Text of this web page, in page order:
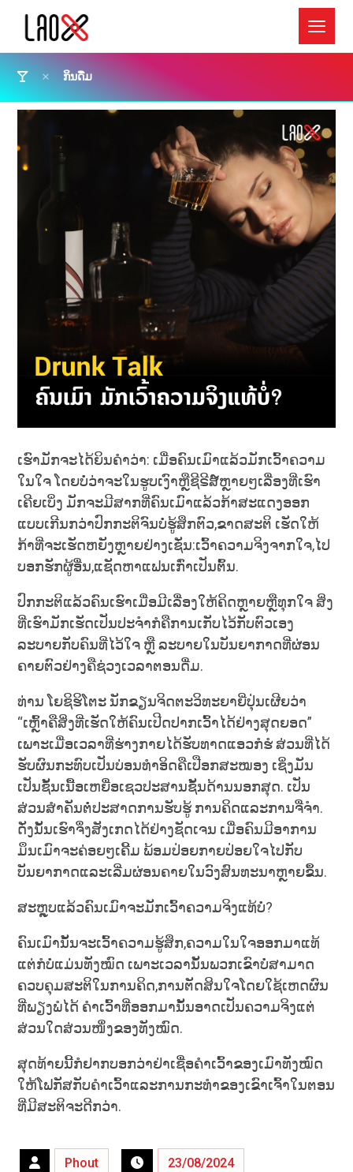
ກິນດື່ມ
ເຮົາມັກຈະໄດ້ຍິນຄຳວ່າ: ເມື່ອຄົນເມົາແລ້ວມັກເວົ້າຄວາມ
ໃນໃຈ ໂດຍບໍ່ວ່າຈະໃນຮູບເງົາຫຼືຊີຣີສ໌ຫຼາຍໆເລື່ອງທີ່ເຮົາ
ເຄີຍເບິ່ງ ມັກຈະມີສາກທີ່ຄົນເມົາແລ້ວກ້າສະແດງອອກ
ແບບເກີນກວ່າປົກກະຕິຈົນບໍ່ຮູ້ສຶກຕົວ,ຂາດສະຕິ ເຮັດໃຫ້
ກ້າທີ່ຈະເຮັດຫຍັງຫຼາຍຢ່າງເຊັ່ນ:ເວົ້າຄວາມຈິງຈາກໃຈ,ໄປ
ບອກຮັກຜູ້ອື່ນ,ແຊັດຫາແຟນເກົ່າເປັນຕົ້ນ.
ປົກກະຕິແລ້ວຄົນເຮົາເມື່ອມີເລື່ອງໃຫ້ຄິດຫຼາຍຫຼືທຸກໃຈ ສິ່ງ
ທີ່ເຮົາມັກເຮັດເປັນປະຈຳກໍຄືການເກັບໄວ້ກັບຕົວເອງ
ລະບາຍກັບຄົນທີ່ໄວ້ໃຈ ຫຼືລະບາຍໃນບັນຍາກາດທີ່ຜ່ອນ
ຄາຍຕົວຢ່າງຄືຊ່ວງເວລາຕອນດື່ມ.
ທ່ານ ໂຍຊິຮິໂຕະ ນັກຂຽນຈິດຕະວິທະຍາຍີ່ປຸ່ນເຜີຍວ່າ
“ເຫຼົ້າຄືສິ່ງທີ່ເຮັດໃຫ້ຄົນເປີດປາກເວົ້າໄດ້ຢ່າງສຸດຍອດ”
ເພາະເມື່ອເວລາທີ່ຮ່າງກາຍໄດ້ຮັບທາດແອວກໍຮໍ ສ່ວນທີ່ໄດ້
ຮັບຜົນກະທົບເປັນບ່ອນທຳອິດຄືເປືອກສະໝອງ ເຊິ່ງມັນ
ເປັນຊັ້ນເນື້ອເຫຍື່ອເຊວປະສານຊັ້ນດ້ານນອກສຸດ. ເປັນ
ສ່ວນສຳຄັນຕໍ່ປະສາດການຮັບຮູ້ ການຄິດແລະການຈື່ຈຳ.
ດັ່ງນັ້ນເຮົາຈຶ່ງສັງເກດໄດ້ຢ່າງຊັດເຈນ ເມື່ອຄົນມີອາການ
ມຶນເມົາຈະຄ່ອຍໆເຄີ້ມ ພ້ອມປ່ອຍກາຍປ່ອຍໃຈໄປກັບ
ບັນຍາກາດແລະເລີ່ມຜ່ອນຄາຍໃນວົງສົນທະນາຫຼາຍຂຶ້ນ.
ສະຫຼຸບແລ້ວຄົນເມົາຈະມັກເວົ້າຄວາມຈິງແທ້ບໍ່?
ຄົນເມົານັ້ນຈະເວົ້າຄວາມຮູ້ສຶກ,ຄວາມໃນໃຈອອກມາແທ້
ແຕ່ກໍບໍ່ແມ່ນທັງໝົດ ເພາະເວລານັ້ນພວກເຂົາບໍ່ສາມາດ
ຄວບຄຸມສະຕິໃນການຄິດ,ການຕັດສິນໃຈໂດຍໃຊ້ເຫດຜົນ
ທີ່ພຽງພໍໄດ້ ຄຳເວົ້າທີ່ອອກມານັ້ນອາດເປັນຄວາມຈິງແຕ່
ສ່ວນໃດສ່ວນໜຶ່ງຂອງທັງໝົດ.
ສຸດທ້າຍນີ້ກໍຢາກບອກວ່າຢ່າເຊື່ອຄຳເວົ້າຂອງເມົາທັງໝົດ
ໃຫ້ໂຟກັສກັບຄຳເວົ້າແລະການກະທຳຂອງເຂົາເຈົ້າໃນຕອນ
ທີ່ມີສະຕິຈະດີກວ່າ.
Phout 23/08/2024